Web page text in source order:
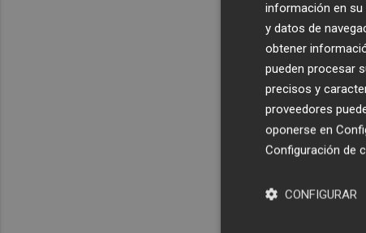
información en su
y datos de
obtener
pueden procesar
precisos y
proveedores
oponerse en
Configuración de
CONFIGURAR